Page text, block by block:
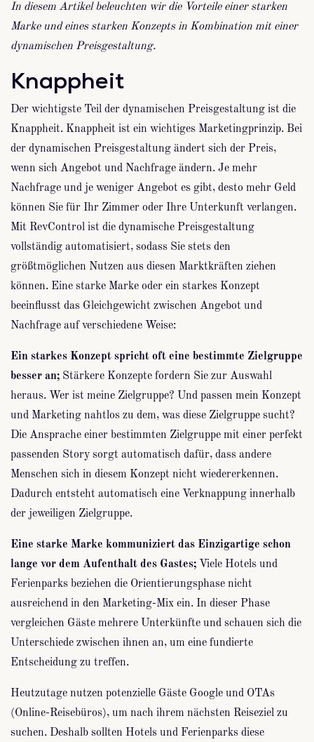
In diesem Artikel beleuchten wir die Vorteile einer starken
Marke und eines starken Konzepts in Kombination mit einer
dynamischen Preisgestaltung.
Knappheit
Der wichtigste Teil der dynamischen Preisgestaltung ist die
Knappheit. Knappheit ist ein wichtiges Marketingprinzip. Bei
der dynamischen Preisgestaltung ändert sich der Preis,
wenn sich Angebot und Nachfrage ändern. Je mehr
Nachfrage und je weniger Angebot es gibt, desto mehr Geld
können Sie für Ihr Zimmer oder Ihre Unterkunft verlangen.
Mit RevControl ist die dynamische Preisgestaltung
vollständig automatisiert, sodass Sie stets den
größtmöglichen Nutzen aus diesen Marktkräften ziehen
können. Eine starke Marke oder ein starkes Konzept
beeinflusst das Gleichgewicht zwischen Angebot und
Nachfrage auf verschiedene Weise:
Ein starkes Konzept spricht oft eine bestimmte Zielgruppe
besser an; Stärkere Konzepte fordern Sie zur Auswahl
heraus. Wer ist meine Zielgruppe? Und passen mein Konzept
und Marketing nahtlos zu dem, was diese Zielgruppe sucht?
Die Ansprache einer bestimmten Zielgruppe mit einer perfekt
passenden Story sorgt automatisch dafür, dass andere
Menschen sich in diesem Konzept nicht wiedererkennen.
Dadurch entsteht automatisch eine Verknappung innerhalb
der jeweiligen Zielgruppe.
Eine starke Marke kommuniziert das Einzigartige schon
lange vor dem Aufenthalt des Gastes; Viele Hotels und
Ferienparks beziehen die Orientierungsphase nicht
ausreichend in den Marketing-Mix ein. In dieser Phase
vergleichen Gäste mehrere Unterkünfte und schauen sich die
Unterschiede zwischen ihnen an, um eine fundierte
Entscheidung zu treffen.
Heutzutage nutzen potenzielle Gäste Google und OTAs
(Online-Reisebüros), um nach ihrem nächsten Reiseziel zu
suchen. Deshalb sollten Hotels und Ferienparks diese